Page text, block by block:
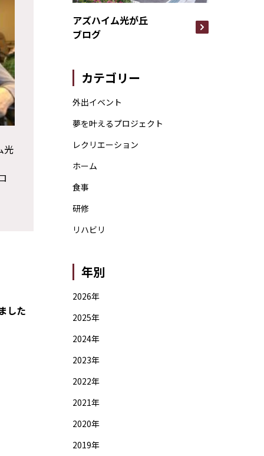
光
した
アズハイム光が丘
ブログ
カテゴリー
外出イベント
夢を叶えるプロジェクト
レクリエーション
ホーム
食事
研修
リハビリ
年別
2026年
2025年
2024年
2023年
2022年
2021年
2020年
2019年